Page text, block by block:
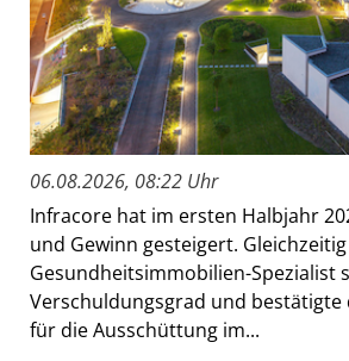
06.08.2026, 08:22 Uhr
Infracore hat im ersten Halbjahr
und Gewinn gesteigert.
Gesundheitsimmobilien-Spezialist
Verschuldungsgrad und bestätigte
für die Ausschüttung im...